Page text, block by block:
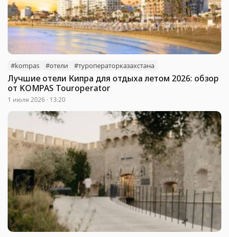
#kompas #отели #туроператорказахстана
Лучшие отели Кипра для отдыха летом 2026: обзор
от KOMPAS Touroperator
1 июля 2026 · 13:20